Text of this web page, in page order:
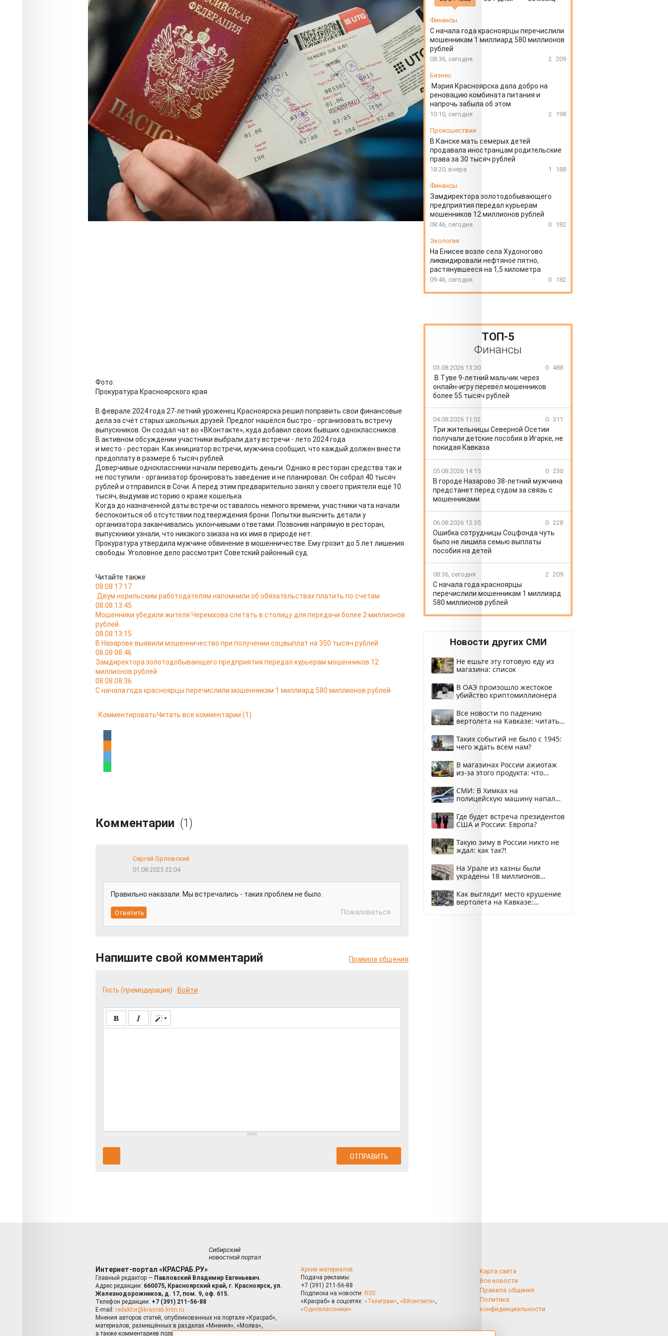
встречи выпускников
Финансы
30.07.2025 15:121687
1
Фото:
Прокуратура Красноярского края
В феврале 2024 года 27-летний уроженец Красноярска решил поправить свои финансовые
дела за счёт старых школьных друзей. Предлог нашёлся быстро - организовать встречу
выпускников. Он создал чат во «ВКонтакте», куда добавил своих бывших одноклассников.
В активном обсуждении участники выбрали дату встречи - лето 2024 года
и место - ресторан. Как инициатор встречи, мужчина сообщил, что каждый должен внести
предоплату в размере 6 тысяч рублей.
Доверчивые одноклассники начали переводить деньги. Однако в ресторан средства так и
не поступили - организатор бронировать заведение и не планировал. Он собрал 40 тысяч
рублей и отправился в Сочи. А перед этим предварительно занял у своего приятеля ещё 10
тысяч, выдумав историю о краже кошелька.
Когда до назначенной даты встречи оставалось немного времени, участники чата начали
беспокоиться об отсутствии подтверждения брони. Попытки выяснить детали у
организатора заканчивались уклончивыми ответами. Позвонив напрямую в ресторан,
выпускники узнали, что никакого заказа на их имя в природе нет.
Прокуратура утвердила мужчине обвинение в мошенничестве. Ему грозит до 5 лет лишения
свободы. Уголовное дело рассмотрит Советский районный суд.
Читайте также
08.08 17:17
Двум норильским работодателям напомнили об обязательствах платить по счетам
08.08 13:45
Мошенники убедили жителя Черемхова слетать в столицу для передачи более 2 миллионов
рублей
08.08 13:15
В Назарове выявили мошенничество при получении соцвыплат на 350 тысяч рублей
08.08 08:46
Замдиректора золотодобывающего предприятия передал курьерам мошенников 12
миллионов рублей
08.08 08:36
С начала года красноярцы перечислили мошенникам 1 миллиард 580 миллионов рублей
КомментироватьЧитать все комментарии (1)
Комментарии (1)
Сергей Орловский
01.08.2025 22:04
Правильно наказали. Мы встречались - таких проблем не было.
Пожаловаться
Напишите свой комментарий Правила общения
Гость (премодерация) Войти
Финансы
С начала года красноярцы перечислили
мошенникам 1 миллиард 580 миллионов
рублей
08:36, сегодня 2 209
Бизнес
Мэрия Красноярска дала добро на
реновацию комбината питания и
напрочь забыла об этом
10:10, сегодня 2 198
Происшествия
В Канске мать семерых детей
продавала иностранцам родительские
права за 30 тысяч рублей
18:20, вчера 1 188
Финансы
Замдиректора золотодобывающего
предприятия передал курьерам
мошенников 12 миллионов рублей
08:46, сегодня 0 182
Экология
На Енисее возле села Худоногово
ликвидировали нефтяное пятно,
растянувшееся на 1,5 километра
09:46, сегодня 0 182
ТОП-5
Финансы
03.08.2026 13:30 0 488
В Туве 9-летний мальчик через
онлайн-игру перевёл мошенников
более 55 тысяч рублей
04.08.2026 11:02 0 311
Три жительницы Северной Осетии
получали детские пособия в Игарке, не
покидая Кавказа
05.08.2026 14:15 0 230
В городе Назарово 38-летний мужчина
предстанет перед судом за связь с
мошенниками
06.08.2026 13:35 0 228
Ошибка сотрудницы Соцфонда чуть
было не лишила семью выплаты
пособия на детей
08:36, сегодня 2 209
С начала года красноярцы
перечислили мошенникам 1 миллиард
580 миллионов рублей
Новости других СМИ
Не ешьте эту готовую еду из
магазина: список
В ОАЭ произошло жестокое
убийство криптомиллионера
Все новости по падению
вертолета на Кавказе: читать
Таких событий не было с 1945:
чего ждать всем нам?
В магазинах России ажиотаж
из-за этого продукта: что
СМИ: В Химках на
полицейскую машину напали
Где будет встреча президентов
США и России: Европа?
Такую зиму в России никто не
ждал: как так?!
На Урале из казны были
украдены 18 миллионов
Как выглядит место крушение
вертолета на Кавказе:
Сибирский
новостной портал
Интернет-портал «КРАСРАБ.РУ»
Главный редактор — Павловский Владимир Евгеньевич.
Адрес редакции: 660075, Красноярский край, г. Красноярск, ул.
Железнодорожников, д. 17, пом. 9, оф. 615.
Телефон редакции: +7 (391) 211-56-88
E-mail: redaktor@krasrab.krsn.ru
Мнения авторов статей, опубликованных на портале «Красраб»,
материалов, размещённых в разделах «Мнения», «Молва»,
а также комментариев пользователей к материалам сайта могут
Архив материалов
Подача рекламы:
+7 (391) 211-56-88
Подписка на новости: RSS
«Красраб» в соцсетях: «Телеграм», «ВКонтакте»,
«Одноклассники»
Карта сайта
Все новости
Правила общения
Политика
конфиденциальности